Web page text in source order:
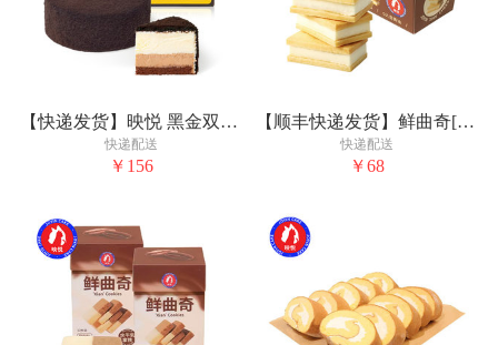
【快递发货】映悦 黑金双层芝士 280g*2
快递配送
￥156
【顺丰快递发货】鲜曲奇[乳酪夹心味]
快递配送
￥68